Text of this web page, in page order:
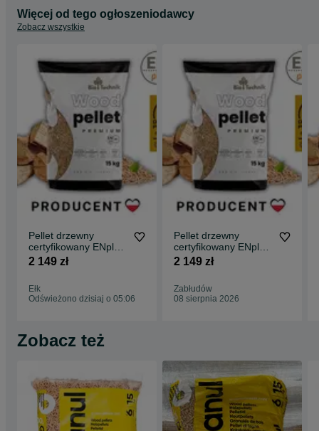
Więcej od tego ogłoszeniodawcy
Zobacz wszystkie
Pellet drzewny
certyfikowany ENplus
A1 Producent
2 149 zł
Ełk
Odświeżono dzisiaj o 05:06
Pellet drzewny
certyfikowany ENplus
A1 Producent
2 149 zł
Zabłudów
08 sierpnia 2026
Zobacz też